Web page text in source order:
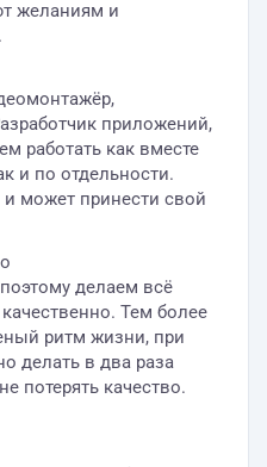
желаниям и
приложений,
работать как вместе
и по отдельности.
может принести свой
делаем всё
Тем более
ритм жизни, при
делать в два раза
потерять качество.